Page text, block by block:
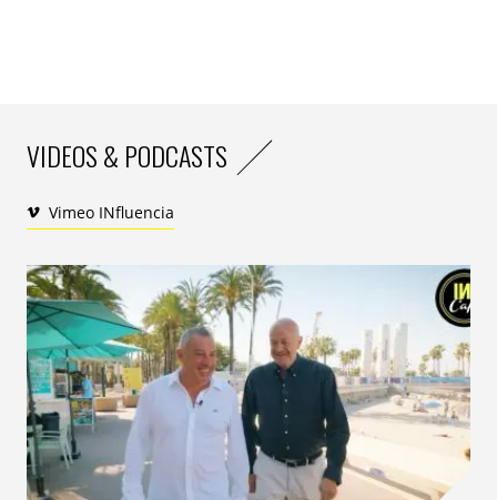
VIDEOS & PODCASTS
Vimeo INfluencia